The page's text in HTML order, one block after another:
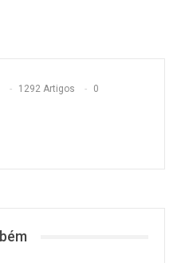
1292 Artigos 0